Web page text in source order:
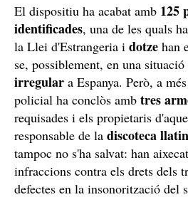
El dispositiu ha acabat amb 125
identificades, una de les quals
la Llei d'Estrangeria i dotze han
se, possiblement, en una
irregular a Espanya. Però, a
policial ha conclòs amb tres
requisades i els propietaris
responsable de la discoteca
tampoc no s'ha salvat: han
infraccions contra els drets dels
defectes en la insonorització del